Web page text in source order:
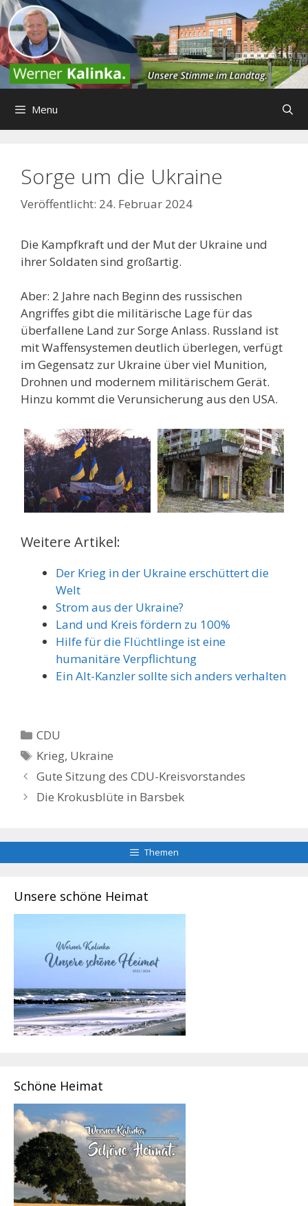
Zum
Inhalt
springen
Menu
Sorge um die Ukraine
24. Februar 2024
Die Kampfkraft und der Mut der Ukraine und
ihrer Soldaten sind großartig.
Aber: 2 Jahre nach Beginn des russischen
Angriffes gibt die militärische Lage für das
überfallene Land zur Sorge Anlass. Russland ist
mit Waffensystemen deutlich überlegen, verfügt
im Gegensatz zur Ukraine über viel Munition,
Drohnen und modernem militärischem Gerät.
Hinzu kommt die Verunsicherung aus den USA.
Weitere Artikel:
Der Krieg in der Ukraine erschüttert die
Welt
Strom aus der Ukraine?
Land und Kreis fördern zu 100%
Hilfe für die Flüchtlinge ist eine
humanitäre Verpflichtung
Ein Alt-Kanzler sollte sich anders verhalten
Kategorien
CDU
Schlagwörter
Krieg, Ukraine
Gute Sitzung des CDU-Kreisvorstandes
Die Krokusblüte in Barsbek
Themen
Unsere schöne Heimat
Schöne Heimat